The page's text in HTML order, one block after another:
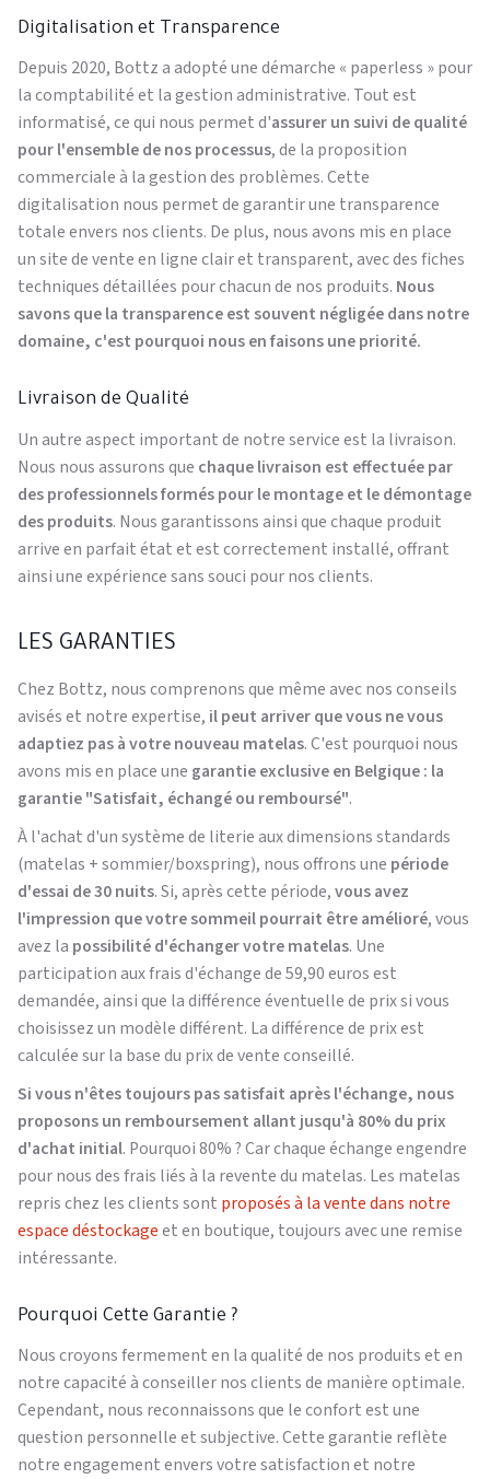
Digitalisation et Transparence
Depuis 2020, Bottz a adopté une démarche « paperless » pour
la comptabilité et la gestion administrative. Tout est
informatisé, ce qui nous permet d'assurer un suivi de qualité
pour l'ensemble de nos processus, de la proposition
commerciale à la gestion des problèmes. Cette
digitalisation nous permet de garantir une transparence
totale envers nos clients. De plus, nous avons mis en place
un site de vente en ligne clair et transparent, avec des fiches
techniques détaillées pour chacun de nos produits. Nous
savons que la transparence est souvent négligée dans notre
domaine, c'est pourquoi nous en faisons une priorité.
Livraison de Qualité
Un autre aspect important de notre service est la livraison.
Nous nous assurons que chaque livraison est effectuée par
des professionnels formés pour le montage et le démontage
des produits. Nous garantissons ainsi que chaque produit
arrive en parfait état et est correctement installé, offrant
ainsi une expérience sans souci pour nos clients.
LES GARANTIES
Chez Bottz, nous comprenons que même avec nos conseils
avisés et notre expertise, il peut arriver que vous ne vous
adaptiez pas à votre nouveau matelas. C'est pourquoi nous
avons mis en place une garantie exclusive en Belgique : la
garantie "Satisfait, échangé ou remboursé".
À l'achat d'un système de literie aux dimensions standards
(matelas + sommier/boxspring), nous offrons une période
d'essai de 30 nuits. Si, après cette période,vous avez
l'impression que votre sommeil pourrait être amélioré, vous
avez la possibilité d'échanger votre matelas. Une
participation aux frais d'échange de 59,90 euros est
demandée, ainsi que la différence éventuelle de prix si vous
choisissez un modèle différent. La différence de prix est
calculée sur la base du prix de vente conseillé.
Si vous n'êtes toujours pas satisfait après l'échange, nous
proposons un remboursement allant jusqu'à 80% du prix
d'achat initial. Pourquoi 80% ? Car chaque échange engendre
pour nous des frais liés à la revente du matelas. Les matelas
repris chez les clients sont proposés à la vente dans notre
espace déstockageet en boutique, toujours avec une remise
intéressante.
Pourquoi Cette Garantie ?
Nous croyons fermement en la qualité de nos produits et en
notre capacité à conseiller nos clients de manière optimale.
Cependant, nous reconnaissons que le confort est une
question personnelle et subjective. Cette garantie reflète
notre engagement envers votre satisfaction et notre